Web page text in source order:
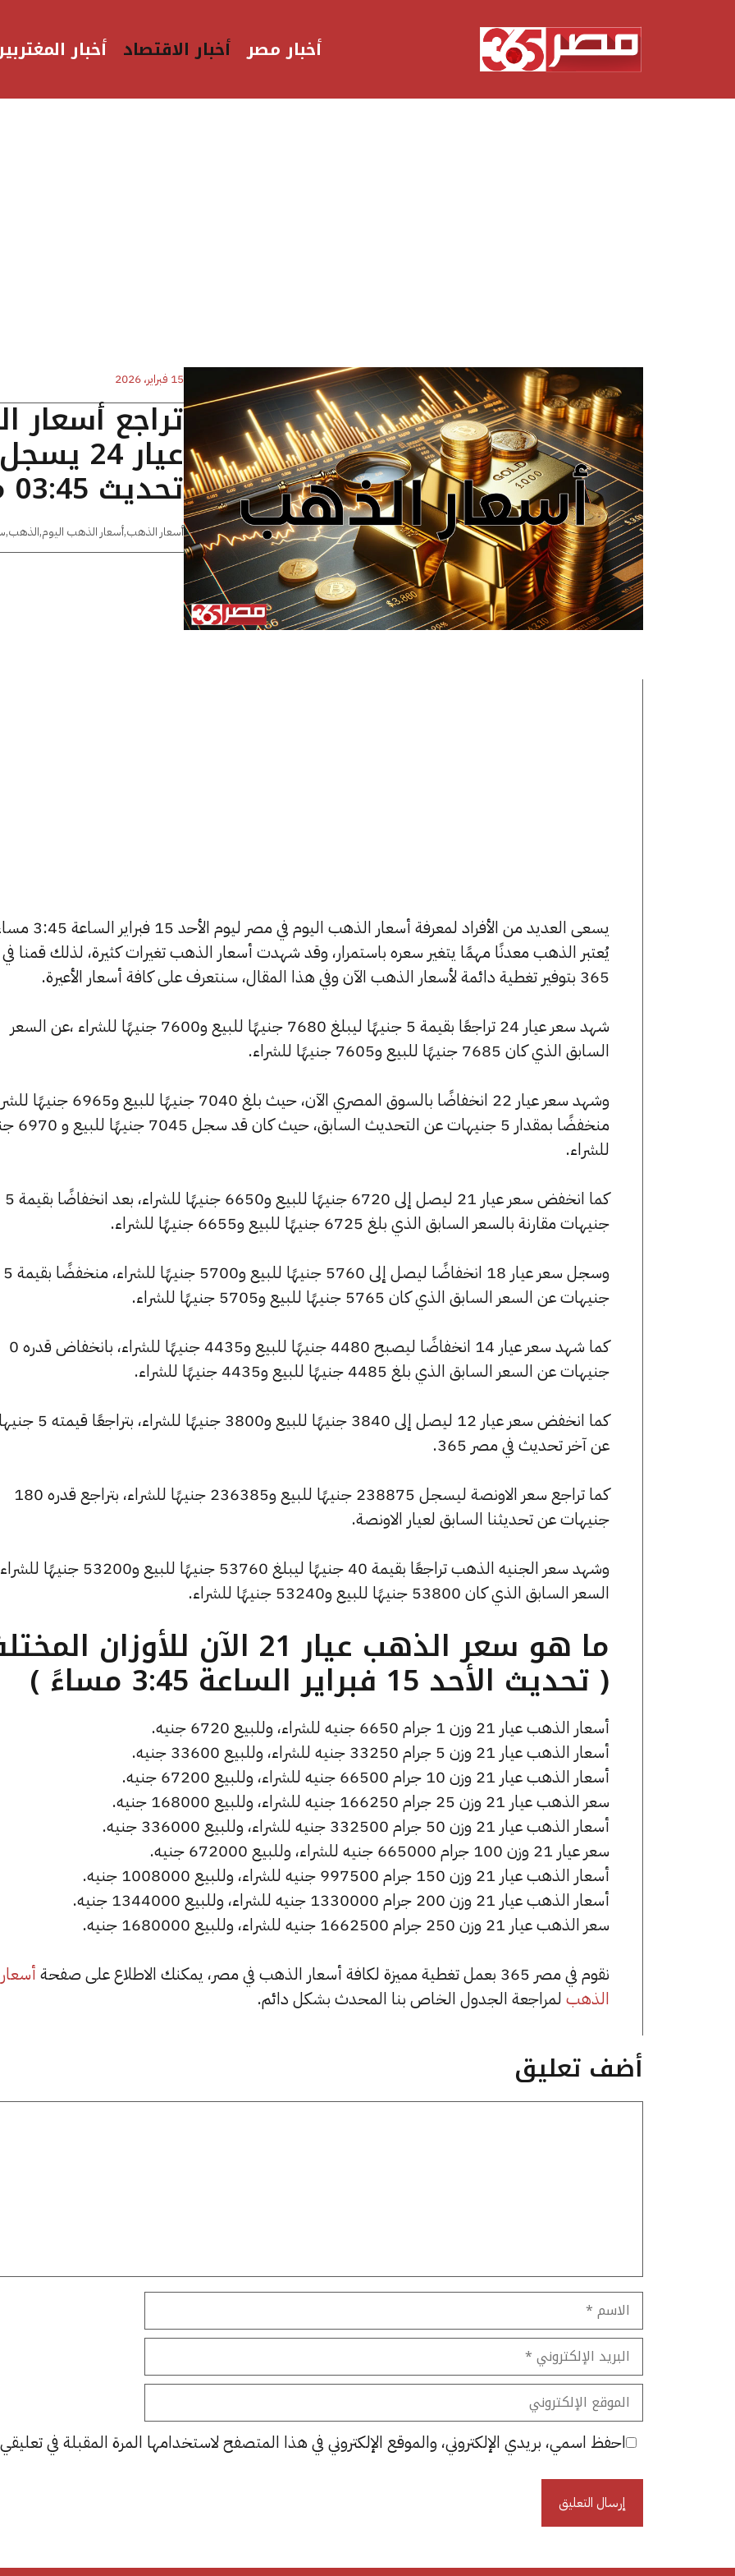
أخبار مصر أخبار الاقتصاد أخبار
15 فبراير، 2026
تراجع
تحديث 03:45 مساءًا
أسعار الذهب,أسعار الذهب اليوم,الذهب,
يسعى العديد من الأفراد لمعرفة أسعار الذهب اليوم في مصر ليوم
يُعتبر الذهب معدنًا مهمًا يتغير سعره باستمرار، وقد شهدت أسعار الذهب تغيرات كثيرة، لذلك قمنا
365 بتوفير تغطية دائمة لأسعار الذهب الآن وفي هذا المقال، سنتعرف على كافة أسعار الأعيرة.
شهد سعر عيار 24 تراجعًا بقيمة 5 جنيهًا ليبلغ 7680 جنيهًا للبيع و7600 جنيهًا للشراء ،عن السعر
السابق الذي كان 7685 جنيهًا للبيع و7605 جنيهًا للشراء.
وشهد سعر عيار 22 انخفاضًا بالسوق المصري الآن، حيث بلغ 7040 جنيهًا للبيع
منخفضًا بمقدار 5 جنيهات
للشراء.
كما انخفض سعر عيار 21 ليصل إلى 6720 جنيهًا للبيع و6650 جنيهًا للشراء، بعد انخفاضًا بقيمة 5
جنيهات مقارنة بالسعر السابق الذي بلغ 6725 جنيهًا للبيع و6655 جنيهًا للشراء.
وسجل سعر عيار 18 انخفاضًا ليصل إلى 5760 جنيهًا للبيع و5700 جنيهًا للشراء، منخفضًا بقيمة 5
جنيهات عن السعر السابق الذي كان 5765 جنيهًا للبيع و5705 جنيهًا للشراء.
كما شهد سعر عيار 14 انخفاضًا ليصبح 4480 جنيهًا للبيع و4435 جنيهًا للشراء، بانخفاض قدره 0
جنيهات عن السعر السابق الذي بلغ 4485 جنيهًا للبيع و4435 جنيهًا للشراء.
كما انخفض سعر عيار 12 ليصل إلى 3840 جنيهًا للبيع و3800
عن آخر تحديث في مصر 365.
كما تراجع سعر الاونصة ليسجل 238875 جنيهًا للبيع و236385 جنيهًا للشراء، بتراجع قدره 180
جنيهات عن تحديثنا السابق لعيار الاونصة.
وشهد سعر الجنيه الذهب تراجعًا بقيمة 40 جنيهًا ليبلغ 53760 جنيهًا
السعر السابق الذي كان 53800 جنيهًا للبيع و53240 جنيهًا للشراء.
ما هو سعر الذهب عيار 21 الآن للأوزان
( تحديث الأحد 15 فبراير الساعة 3:45 مساءً )
أسعار الذهب عيار 21 وزن 1 جرام 6650 جنيه للشراء، وللبيع 6720 جنيه.
أسعار الذهب عيار 21 وزن 5 جرام 33250 جنيه للشراء، وللبيع 33600 جنيه.
أسعار الذهب عيار 21 وزن 10 جرام 66500 جنيه للشراء، وللبيع 67200 جنيه.
سعر الذهب عيار 21 وزن 25 جرام 166250 جنيه للشراء، وللبيع 168000 جنيه.
أسعار الذهب عيار 21 وزن 50 جرام 332500 جنيه للشراء، وللبيع 336000 جنيه.
سعر عيار 21 وزن 100 جرام 665000 جنيه للشراء، وللبيع 672000 جنيه.
أسعار الذهب عيار 21 وزن 150 جرام 997500 جنيه للشراء، وللبيع 1008000 جنيه.
أسعار الذهب عيار 21 وزن 200 جرام 1330000 جنيه للشراء، وللبيع 1344000 جنيه.
سعر الذهب عيار 21 وزن 250 جرام 1662500 جنيه للشراء، وللبيع 1680000 جنيه.
نقوم في مصر 365 بعمل تغطية مميزة لكافة أسعار الذهب في مصر، يمكنك الاطلاع على صفحة
أسعار
الذهب لمراجعة الجدول الخاص بنا المحدث بشكل دائم.
أضف تعليق
الاسم
البريد
الإلكتروني
الموقع
الإلكتروني
احفظ اسمي، بريدي الإلكتروني، والموقع الإلكتروني في هذا المتصفح لاستخدامها المرة المقبلة في